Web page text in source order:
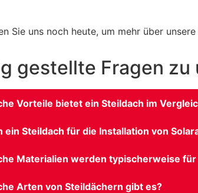
Sie uns noch heute, um mehr über
gestellte Fragen zu
Vorteile bietet ein Steildach im
ein Steildach für die Installation von
Materialien werden typischerweise
Arten von Steildächern gibt es?